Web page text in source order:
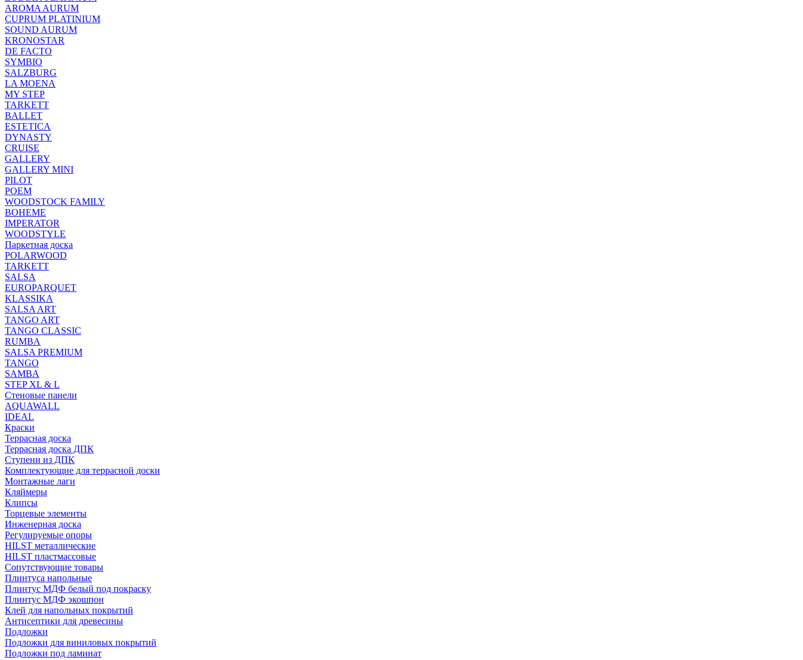
AROMA AURUM
CUPRUM PLATINIUM
SOUND AURUM
KRONOSTAR
DE FACTO
SYMBIO
SALZBURG
LA MOENA
MY STEP
TARKETT
BALLET
ESTETICA
DYNASTY
CRUISE
GALLERY
GALLERY MINI
PILOT
POEM
WOODSTOCK FAMILY
BOHEME
IMPERATOR
WOODSTYLE
Паркетная доска
POLARWOOD
TARKETT
SALSA
EUROPARQUET
KLASSIKA
SALSA ART
TANGO ART
TANGO CLASSIC
RUMBA
SALSA PREMIUM
TANGO
SAMBA
STEP XL & L
Стеновые панели
AQUAWALL
IDEAL
Краски
Террасная доска
Террасная доска ДПК
Ступени из ДПК
Комплектующие для террасной доски
Монтажные лаги
Кляймеры
Клипсы
Торцевые элементы
Инженерная доска
Регулируемые опоры
HILST металлические
HILST пластмассовые
Сопутствующие товары
Плинтуса напольные
Плинтус МДФ белый под покраску
Плинтус МДФ экошпон
Клей для напольных покрытий
Антисептики для древесины
Подложки
Подложки для виниловых покрытий
Подложки под ламинат